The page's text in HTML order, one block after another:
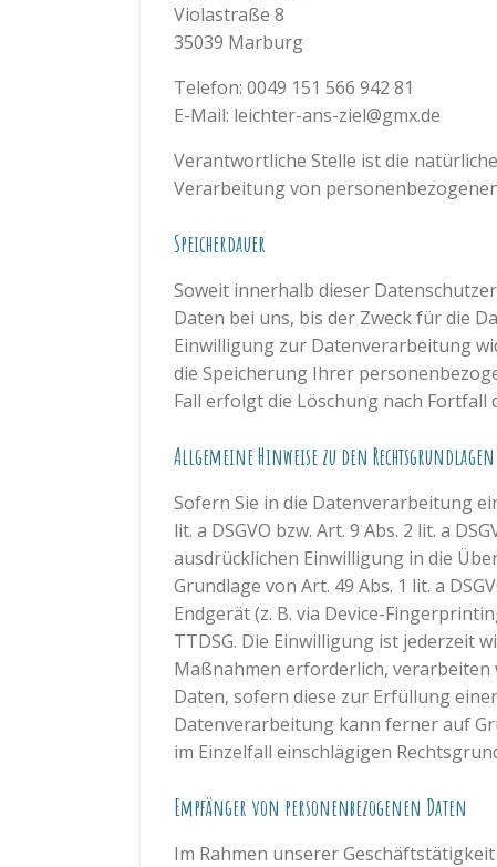
Violastraße 8
35039 Marburg
Telefon: 0049 151 566 942 81
E-Mail: leichter-ans-ziel@gmx.de
Verantwortliche Stelle ist die
Verarbeitung von
Speicherdauer
Soweit innerhalb dieser
Daten bei uns, bis der Zweck für die
Einwilligung zur Datenverarbeitung
die Speicherung Ihrer
Fall erfolgt die Löschung nach Fortfall
Allgemeine Hinweise zu den
Sofern Sie in die Datenverarbeitung
lit. a DSGVO bzw. Art. 9 Abs. 2 lit. a
ausdrücklichen Einwilligung in die
Grundlage von Art. 49 Abs. 1 lit. a
Endgerät (z. B. via Device-
TTDSG. Die Einwilligung ist
Maßnahmen erforderlich, verarbeiten
Daten, sofern diese zur Erfüllung
Datenverarbeitung kann ferner auf
im Einzelfall einschlägigen
Empfänger von personenbezogenen Daten
Im Rahmen unserer